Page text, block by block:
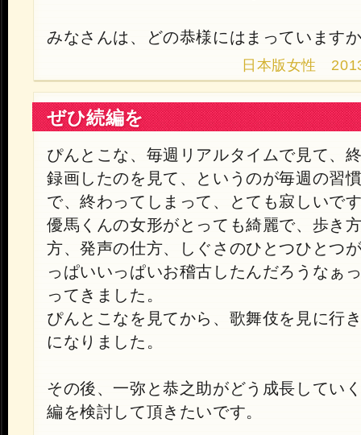
みなさんは、どの恭様にはまっています
日本版女性
ぜひ続編を
ぴんとこな、毎週リアルタイムで見て、
録画したのを見て、というのが毎週の習
で、終わってしまって、とても寂しいで
優馬くんの女形がとっても綺麗で、歩き
方、発声の仕方、しぐさのひとつひとつ
っぱいいっぱいお稽古したんだろうなぁ
ってきました。
ぴんとこなを見てから、歌舞伎を見に行
になりました。
その後、一弥と恭之助がどう成長してい
編を検討して頂きたいです。